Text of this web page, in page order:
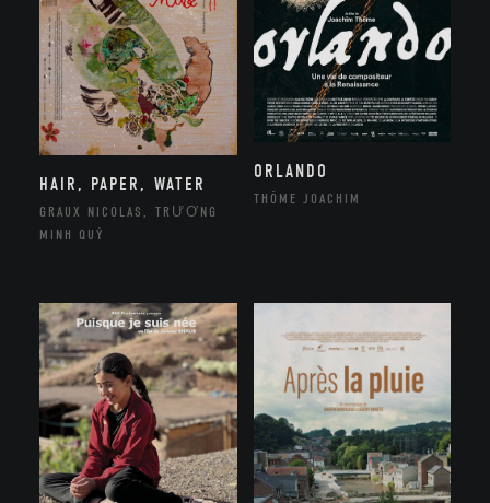
HAIR, PAPER, WATER
GRAUX NICOLAS, TRƯƠNG
MINH QUÝ
ORLANDO
THÔME JOACHIM